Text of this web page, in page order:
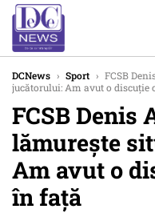
DCNews › Sport › FCSB
jucătorului: Am avut o discuţie
FCSB Denis
lămurește
Am avut o
în faţă